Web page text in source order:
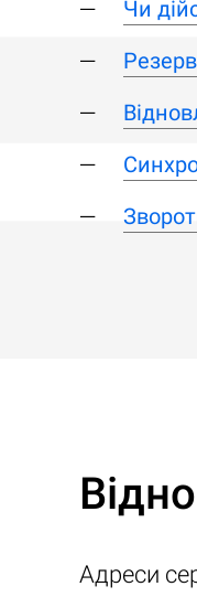
Чи
Адреси